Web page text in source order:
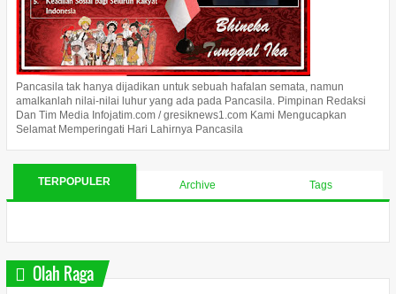
Pancasila tak hanya dijadikan untuk sebuah hafalan semata, namun
amalkanlah nilai-nilai luhur yang ada pada Pancasila. Pimpinan Redaksi
Dan Tim Media Infojatim.com / gresiknews1.com Kami Mengucapkan
Selamat Memperingati Hari Lahirnya Pancasila
TERPOPULER Archive Tags
Olah Raga